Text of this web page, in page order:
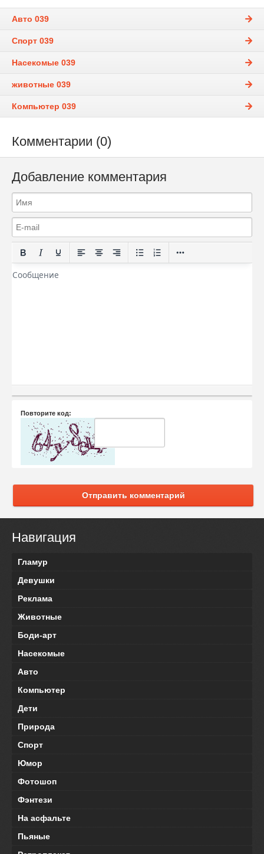
Авто 039
Спорт 039
Насекомые 039
животные 039
Компьютер 039
Комментарии (0)
Добавление комментария
Повторите код:
Отправить комментарий
Навигация
Гламур
Девушки
Реклама
Животные
Боди-арт
Насекомые
Авто
Компьютер
Дети
Природа
Спорт
Юмор
Фотошоп
Фэнтези
На асфальте
Пьяные